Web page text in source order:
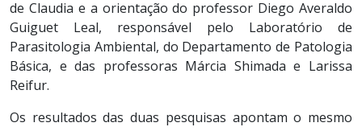
de Claudia e a orientação do professor Diego Averaldo
Guiguet Leal, responsável pelo Laboratório de
Parasitologia Ambiental, do Departamento de Patologia
Básica, e das professoras Márcia Shimada e Larissa
Reifur.
Os resultados das duas pesquisas apontam o mesmo